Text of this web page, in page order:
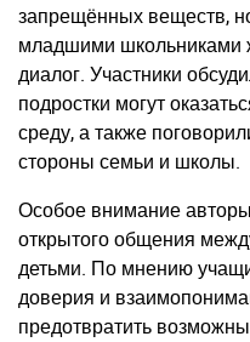
запрещённых веществ,
младшими школьниками
диалог. Участники
подростки могут
среду, а также
стороны семьи и школы.
Особое внимание
открытого общения
детьми. По мнению
доверия и
предотвратить